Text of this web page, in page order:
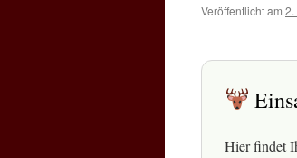
Veröffentlicht am 2.
Hier findet